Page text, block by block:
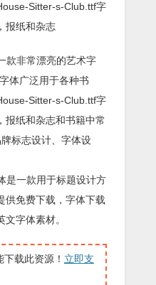
Sitter-s-Club.ttf字
报纸和杂志
款非常漂亮的艺术字
体广泛用于各种书
Sitter-s-Club.ttf字
报纸和杂志和书籍中常
标志设计、字体设
是一款用于标题设计方
供免费下载，字体下载
字体素材。
下载此资源！ 立即支